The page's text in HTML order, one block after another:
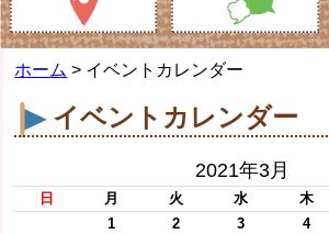
ホーム > イベントカレンダー
イベントカレンダー
2021年3月
日 月 火 水 木
1
2 3 4